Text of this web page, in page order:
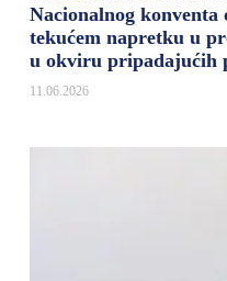
Nacionalnog
tekućem napretku u
u okviru pripadajućih
11.06.2026